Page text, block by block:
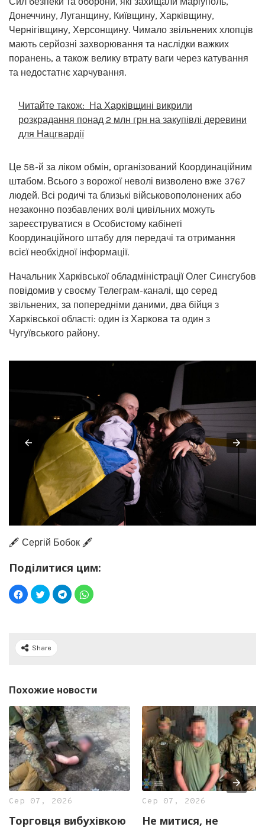
Донеччину, Луганщину, Київщину, Харківщину,
Чернігівщину, Херсонщину. Чимало звільнених хлопців
мають серйозні захворювання та наслідки важких
поранень, а також велику втрату ваги через катування
та недостатнє харчування.
Читайте також: На Харківщині викрили
розкрадання понад 2 млн грн на закупівлі деревини
для Нацгвардії
Це 58-й за ліком обмін, організований Координаційним
штабом. Всього з ворожої неволі визволено вже 3767
людей. Всі родичі та близькі військовополонених або
незаконно позбавлених волі цивільних можуть
зареєструватися в Особистому кабінеті
Координаційного штабу для передачі та отримання
всієї необхідної інформації.
Начальник Харківської обладміністрації Олег Синєгубов
повідомив у своєму Телеграм-каналі, що серед
звільнених, за попередніми даними, два бійця з
Харківської області: один із Харкова та один з
Чугуївського району.
🖋️ Сергій Бобок 🖋️
Поділитися цим:
Share
Похожие новости
Сер 07, 2026
Торговця вибухівкою
Сер 07, 2026
Не митися, не